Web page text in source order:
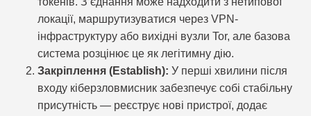
локації, маршрутизуватися через VPN-
інфраструктуру або вихідні вузли Tor, але базова
система розцінює це як легітимну дію.
Закріплення (Establish): У перші хвилини після
входу кіберзловмисник забезпечує собі стабільну
присутність — реєструє нові пристрої, додає